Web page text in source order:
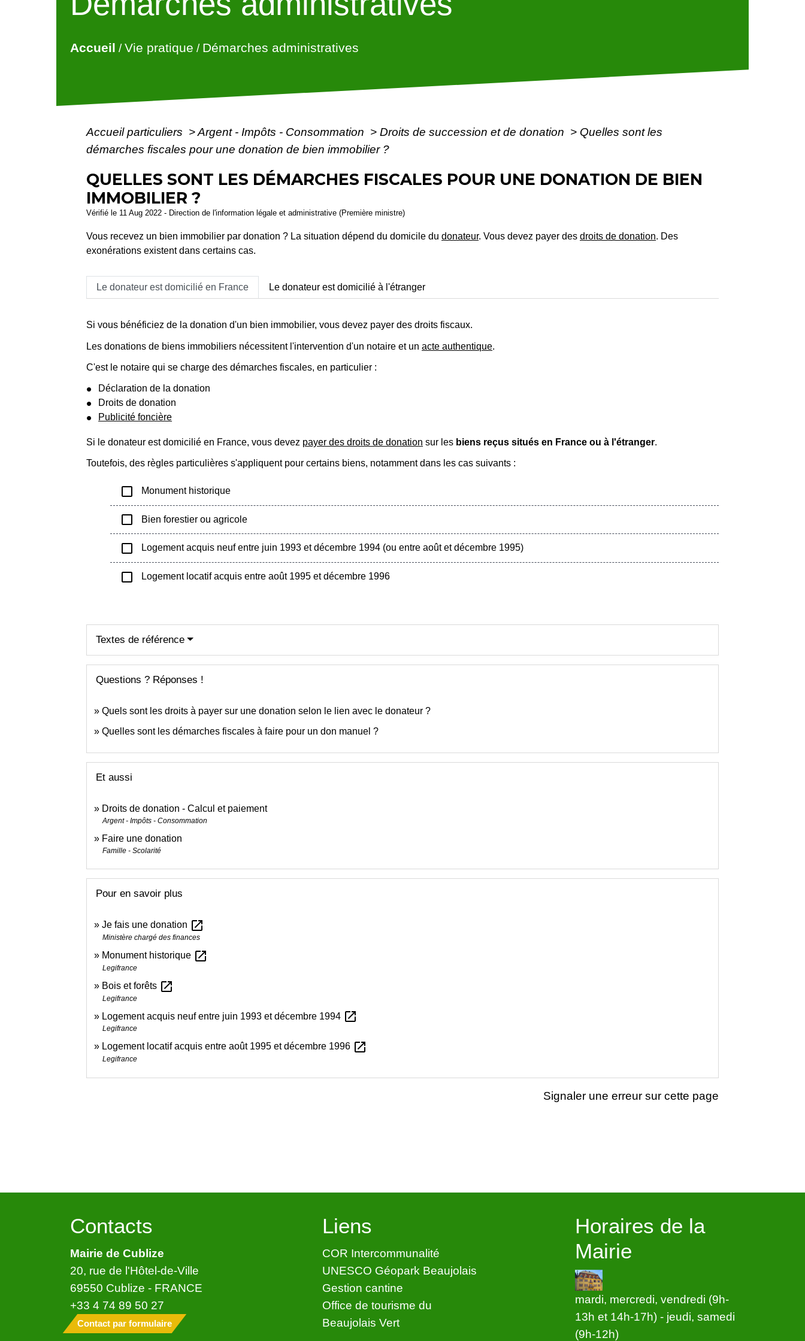
Accueil /Vie pratique / Démarches administratives
Accueil particuliers >Argent - Impôts - Consommation > Droits de succession et de donation > Quelles sont les
démarches fiscales pour une donation de bien immobilier ?
QUELLES SONT LES DÉMARCHES FISCALES POUR UNE DONATION DE BIEN
IMMOBILIER ?
Vérifié le 11 Aug 2022 - Direction de l'information légale et administrative (Première ministre)
Vous recevez un bien immobilier par donation ? La situation dépend du domicile dudonateur. Vous devez payer desdroits de donation. Des
exonérations existent dans certains cas.
Le donateur est domicilié en France Le donateur est domicilié à l'étranger
Si vous bénéficiez de la donation d'un bien immobilier, vous devez payer des droits fiscaux.
Les donations de biens immobiliers nécessitent l'intervention d'un notaire et unacte authentique.
C'est le notaire qui se charge des démarches fiscales, en particulier :
Déclaration de la donation
Droits de donation
Publicité foncière
Si le donateur est domicilié en France, vous devez payer des droits de donation sur les biens reçus situés en France ou à l'étranger.
Toutefois, des règles particulières s'appliquent pour certains biens, notamment dans les cas suivants :
check_box_outline_blank Monument historique
check_box_outline_blank Bien forestier ou agricole
check_box_outline_blank Logement acquis neuf entre juin 1993 et décembre 1994 (ou entre août et décembre 1995)
check_box_outline_blank Logement locatif acquis entre août 1995 et décembre 1996
Textes de référence
Questions ? Réponses !
Quels sont les droits à payer sur une donation selon le lien avec le donateur ?
Quelles sont les démarches fiscales à faire pour un don manuel ?
Et aussi
Droits de donation - Calcul et paiement
Argent - Impôts - Consommation
Faire une donation
Famille - Scolarité
Pour en savoir plus
Je fais une donation open_in_new
Ministère chargé des finances
Monument historique open_in_new
Legifrance
Bois et forêts open_in_new
Legifrance
Logement acquis neuf entre juin 1993 et décembre 1994 open_in_new
Legifrance
Logement locatif acquis entre août 1995 et décembre 1996 open_in_new
Legifrance
Signaler une erreur sur cette page
Contacts
Mairie de Cublize
20, rue de l'Hôtel-de-Ville
69550 Cublize - FRANCE
+33 4 74 89 50 27
Contact par formulaire
Liens
COR Intercommunalité
UNESCO Géopark Beaujolais
Gestion cantine
Office de tourisme du
Beaujolais Vert
Horaires de la
Mairie
mardi, mercredi, vendredi (9h-
13h et 14h-17h) - jeudi, samedi
(9h-12h)